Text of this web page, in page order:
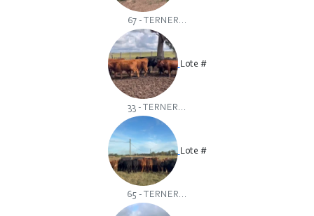
67 - TERNER...
Lote #
33 - TERNER...
Lote #
65 - TERNER...